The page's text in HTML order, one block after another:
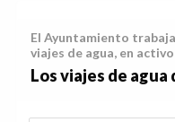
El Ayuntamiento
viajes de agua, en
Los viajes de